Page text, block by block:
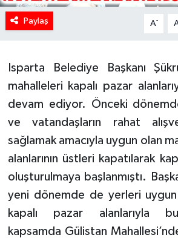
Paylaş A-
Isparta Belediye Başkanı
mahalleleri kapalı pazar
devam ediyor. Önceki
ve vatandaşların rahat
sağlamak amacıyla uygun olan
alanlarının üstleri kapatılarak
oluşturulmaya başlanmıştı.
yeni dönemde de yerleri
kapalı pazar alanlarıyla
kapsamda Gülistan
Oyun
RESMİ İLANLAR
SAĞLIK
Spor
Tarihi Yapılarımız
Teknoloji
Türkiye